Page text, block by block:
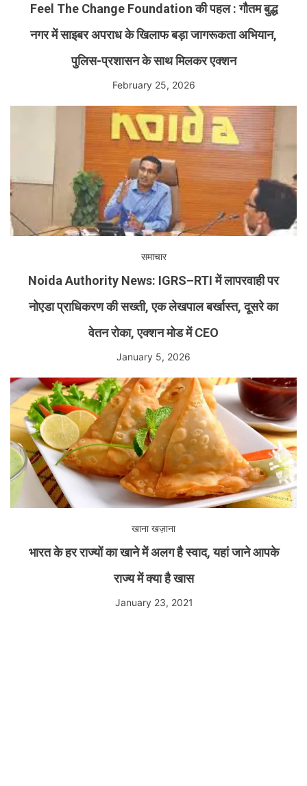
Feel The Change Foundation की पहल : गौतम बुद्ध
नगर में साइबर अपराध के खिलाफ बड़ा जागरूकता अभियान,
पुलिस-प्रशासन के साथ मिलकर एक्शन
February 25, 2026
समाचार
Noida Authority News: IGRS–RTI में लापरवाही पर
नोएडा प्राधिकरण की सख्ती, एक लेखपाल बर्खास्त, दूसरे का
वेतन रोका, एक्शन मोड में CEO
January 5, 2026
खाना खज़ाना
भारत के हर राज्यों का खाने में अलग है स्वाद, यहां जाने आपके
राज्य में क्या है खास
January 23, 2021